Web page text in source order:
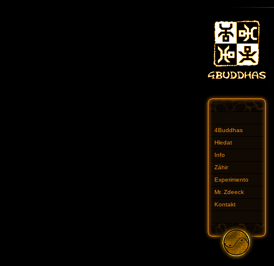
4Buddhas
Hledat
Info
Záhir
Experimento
Mr. Zdeeck
Kontakt